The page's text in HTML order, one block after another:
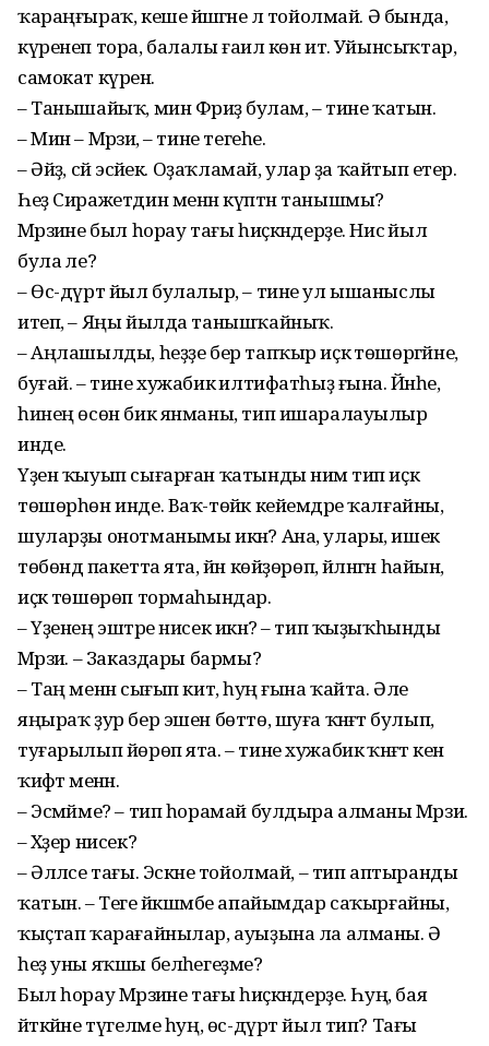
ҡараңғыраҡ, кеше йәшәгәне лә тойолмай. Ә бында,
күренеп тора, балалы ғаилә көн итә. Уйынсыҡтар,
самокат күренә.
– Танышайыҡ, мин Фәриҙә булам, – тине ҡатын.
– Мин – Мәрзиә, – тине тегеһе.
– Әйҙә, сәй эсәйек. Оҙаҡламай, улар ҙа ҡайтып етер.
Һеҙ Сиражетдин менән күптән танышмы?
Мәрзиәне был һорау тағы һиҫкәндерҙе. Нисә йыл
була әле?
– Өс-дүрт йыл булалыр, – тине ул ышаныслы
итеп, – Яңы йылда танышҡайныҡ.
– Аңлашылды, һеҙҙе бер тапҡыр иҫкә төшөргәйне,
буғай. – тине хужабикә илтифатһыҙ ғына. Йәнәһе,
һинең өсөн бик янманы, тип ишаралауылыр
инде.
Үҙен ҡыуып сығарған ҡатынды нимә тип иҫкә
төшөрһөн инде. Ваҡ-төйәк кейемдәре ҡалғайны,
шуларҙы онотманымы икән? Ана, улары, ишек
төбөндә пакетта ята, йән көйҙөрөп, әйләнгән һайын,
иҫкә төшөрөп тормаһындар.
– Үҙенең эштәре нисек икән? – тип ҡыҙыҡһынды
Мәрзиә. – Заказдары бармы?
– Таң менән сығып китә, һуң ғына ҡайта. Әле
яңыраҡ ҙур бер эшен бөттө, шуға ҡәнәғәт булып,
туғарылып йөрөп ята. – тине хужабикә ҡәнәғәт кенә
ҡиәфәт менән.
– Эсмәйме? – тип һорамай булдыра алманы Мәрзиә.
– Хәҙер нисек?
– Әлләсе тағы. Эскәне тойолмай, – тип аптыранды
ҡатын. – Теге йәкшәмбе апайымдар саҡырғайны,
ҡыҫтап ҡарағайнылар, ауыҙына ла алманы. Ә
һеҙ уны яҡшы беләһегеҙме?
Был һорау Мәрзиәне тағы һиҫкәндерҙе. Һуң, бая
әйткәйне түгелме һуң, өс-дүрт йыл тип? Тағы